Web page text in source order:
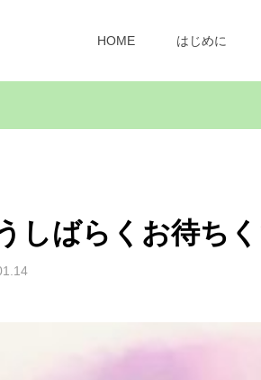
HOME はじめに
しばらくお待ちく